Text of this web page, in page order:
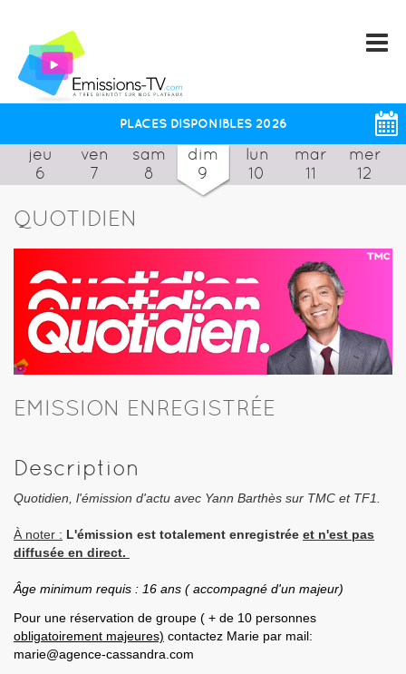
PLACES DISPONIBLES 2026
jeu
6
ven
7
sam
8
dim
9
lun
10
mar
11
mer
12
QUOTIDIEN
EMISSION ENREGISTRÉE
Description
Quotidien, l'émission d'actu avec Yann Barthès sur TMC et TF1.
À noter : L'émission est totalement enregistrée et n'est pas
diffusée en direct.
Âge minimum requis : 16 ans ( accompagné d'un majeur)
Pour une réservation de groupe ( + de 10 personnes
obligatoirement majeures) contactez Marie par mail:
marie@agence-cassandra.com